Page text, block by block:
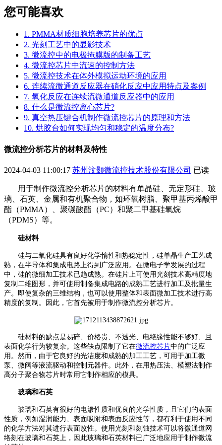
您可能喜欢
1. PMMA材质细胞培养芯片的优点
2. 光刻工艺中的显影技术
3. 微流控中的电极掩膜版的制备工艺
4. 微流控芯片中流速的控制方法
5. 微流控技术在体外模拟运动环境的应用
6. 连续流微通道反应器在硝化反应中应用特点及案例
7. 氧化反应在连续流微通道反应器中的应用
8. 什么是微流控离心芯片?
9. 真空热压键合机制作微流控芯片的原理和方法
10. 烘胶台如何实现均匀和稳定的温度分布?
微流控分析芯片的材料及特性
2024-04-03 11:00:17 苏州汶颢微流控技术股份有限公司 已读
用于制作微流控分析芯片的材料有单晶硅、无定形硅、玻
璃、石英、金属和有机聚合物，如环氧树脂、聚甲基丙烯酸甲
酯（PMMA）、聚碳酸酯（PC）和聚二甲基硅氧烷
（PDMS）等。
硅材料
硅与二氧化硅具有良好化学惰性和热稳定性，硅单晶生产工艺成
熟，在半导体和集成电路上得到广泛应用。在微电子学发展的过程
中，硅的微细加工技术已趋成熟。在硅片上可使用光刻技术高精度地
复制二维图形，并可使用制备集成电路的成熟工艺进行加工及批量生
产。即使复杂的三维结构，也可以使用整体和表面微加工技术进行高
精度的复制。因此，它首先被用于制作微流控分析芯片。
硅材料的缺点是易碎、价格贵、不透光、电绝缘性能不够好、且
表面化学行为较复杂。这些缺点限制了它在微流控芯片中的广泛应
用。然而，由于它良好的光洁度和成熟的加工工艺，可用于加工微
泵、微阀等液流驱动和控制元器件。此外，在用热压法、模塑法制作
高分子聚合物芯片时常用它制作相应的模具。
玻璃和石英
玻璃和石英有很好的电渗性质和优良的光学性质，且它们的表面
性质，例如湿润能力、表面吸附和表面反应性等，都有利于使用不同
的化学方法对其进行表面改性。使用光刻和刻蚀技术可以将微通道网
络刻在玻璃和石英上，因此玻璃和石英材料已广泛地应用于制作微流